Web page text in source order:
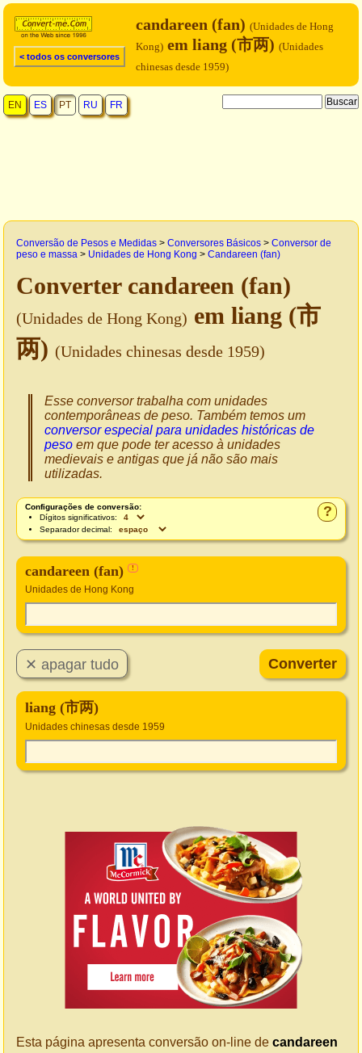
< todos os conversores
candareen (fan) (Unidades de Hong
Kong) em liang (市两) (Unidades
chinesas desde 1959)
EN ES PT RU FR
Conversão de Pesos e Medidas > Conversores Básicos > Conversor de
peso e massa > Unidades de Hong Kong > Candareen (fan)
Converter candareen (fan)
(Unidades de Hong Kong) em liang (市
两) (Unidades chinesas desde 1959)
Esse conversor trabalha com unidades
contemporâneas de peso. Também temos um
conversor especial para unidades históricas de
peso em que pode ter acesso à unidades
medievais e antigas que já não são mais
utilizadas.
?
Configurações de conversão:
Dígitos significativos:
Separador decimal:
candareen (fan) !
Unidades de Hong Kong
liang (市两)
Unidades chinesas desde 1959
Esta página apresenta conversão on-line de candareen